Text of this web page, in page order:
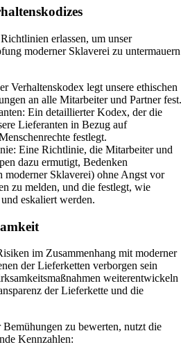
erlassen, um unser
moderner Sklaverei zu
Verhaltenskodex legt unsere ethischen
an alle Mitarbeiter und Partner fest.
Ein detaillierter Kodex, der die
Lieferanten in Bezug auf
festlegt.
Eine Richtlinie, die Mitarbeiter und
dazu ermutigt, Bedenken
moderner Sklaverei) ohne Angst vor
zu melden, und die festlegt, wie
eskaliert werden.
im Zusammenhang mit moderner
der Lieferketten verborgen sein
weiterentwickeln
der Lieferkette und die
zu bewerten, nutzt die
Kennzahlen: